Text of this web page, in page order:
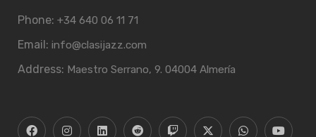
Phone: +34 640 06 11 71
Email: info@clasijazz.com
Address: Maestro Serrano, 9. 04004 Almería